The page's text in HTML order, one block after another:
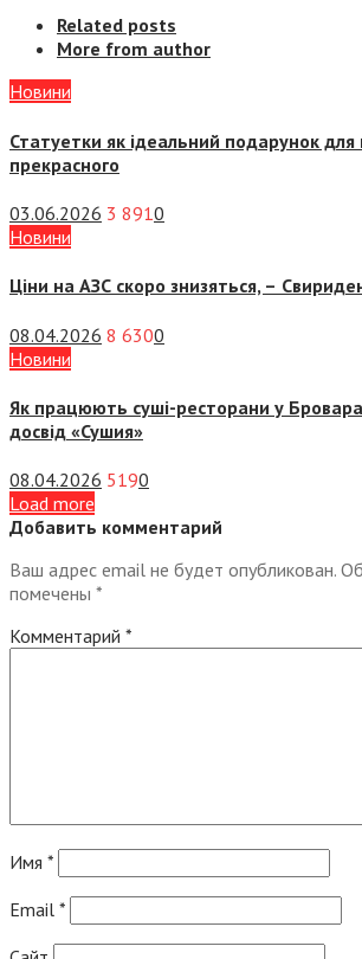
Related posts
More from author
Новини
Статуетки як ідеальний подарунок для
прекрасного
03.06.2026 3 8910
Новини
Ціни на АЗС скоро знизяться, –
08.04.2026 8 6300
Новини
Як працюють суші-ресторани у
досвід «Сушия»
08.04.2026 5190
Load more
Добавить комментарий
Ваш адрес email не будет опубликован.
помечены *
Комментарий *
Имя *
Email *